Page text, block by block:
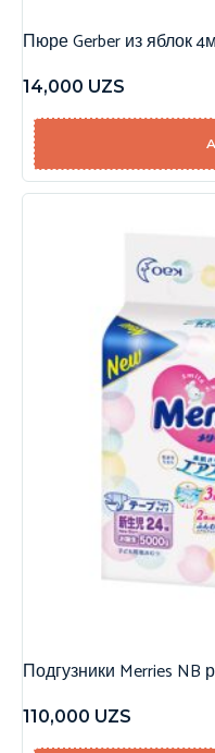
Пюре Gerber из яблок
14,000 UZS
Подгузники Merries NB
110,000 UZS